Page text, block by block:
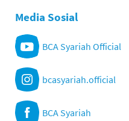
Media Sosial
BCA Syariah Official
bcasyariah.official
BCA Syariah